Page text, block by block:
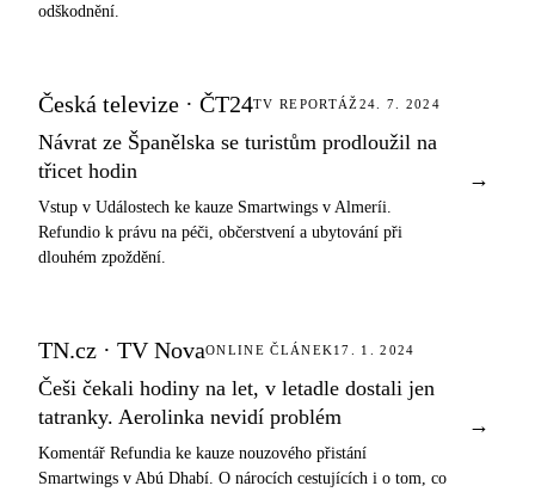
odškodnění.
Česká televize · ČT24TV REPORTÁŽ 24. 7. 2024
Návrat ze Španělska se turistům prodloužil na
třicet hodin
Vstup v Událostech ke kauze Smartwings v Almeríi.
Refundio k právu na péči, občerstvení a ubytování při
dlouhém zpoždění.
→
TN.cz · TV NovaONLINE ČLÁNEK17. 1. 2024
Češi čekali hodiny na let, v letadle dostali jen
tatranky. Aerolinka nevidí problém
Komentář Refundia ke kauze nouzového přistání
Smartwings v Abú Dhabí. O nárocích cestujících i o tom, co
→